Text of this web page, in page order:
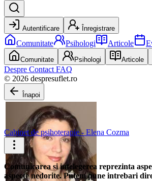
Autentificare Înregistrare
Comunitate Psihologi Articole
Comunitate Psihologi Articole
Despre Contact FAQ
© 2026 despresuflet.ro
Înapoi
Cabinet de psihoterapie - Elena Cozma
Comunicarea si intelegerea reprezinta
aspecte nedorite. Putem pune intrebari